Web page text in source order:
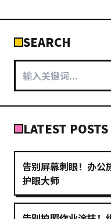
SEARCH
LATEST POSTS
告别屏幕刺眼！办公
护眼大师